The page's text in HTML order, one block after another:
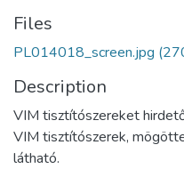
Files
PL014018_screen.jpg
Description
VIM tisztítószereket
VIM tisztítószerek,
látható.